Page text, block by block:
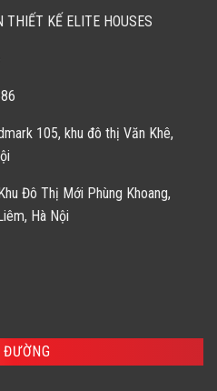
KẾ ELITE HOUSES
105, khu đô thị Văn Khê,
Đô Thị Mới Phùng Khoang,
Hà Nội